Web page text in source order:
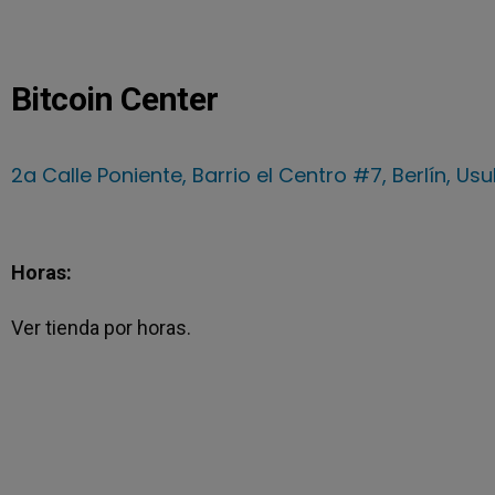
Bitcoin Center
2a Calle Poniente, Barrio el Centro #7, Berlín,
Horas:
Ver tienda por horas.